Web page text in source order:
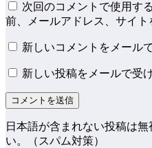
次回のコメントで使用す
前、メールアドレス、サイト
新しいコメントをメール
新しい投稿をメールで受
日本語が含まれない投稿は
い。（スパム対策）